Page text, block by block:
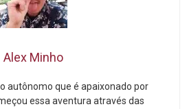
Alex Minho
autônomo que é apaixonado por
essa aventura através das